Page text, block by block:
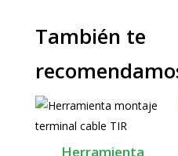
También te
Herramienta